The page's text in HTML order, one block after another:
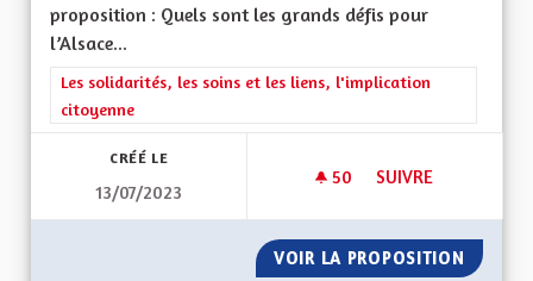
proposition : Quels sont les grands défis pour
l’Alsace...
Filtrer les résultats de la catégorie : Les solidarités, les soins
Les solidarités, les soins et les liens, l'implication
citoyenne
CRÉÉ LE
13/07/2023
50 50 ABONNÉS
SUIVRE
VOIR LA PROPOSITION